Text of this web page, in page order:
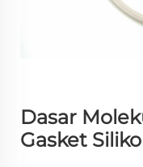
Dasar
Gasket